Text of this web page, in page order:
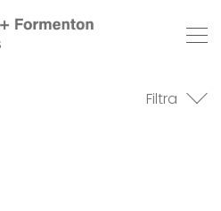
Filtra